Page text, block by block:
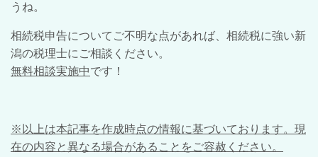
うね。
相続税申告についてご不明な点があれば、相続税に強い新
潟の税理士にご相談ください。
無料相談実施中です！
※以上は本記事を作成時点の情報に基づいております。現
在の内容と異なる場合があることをご容赦ください。